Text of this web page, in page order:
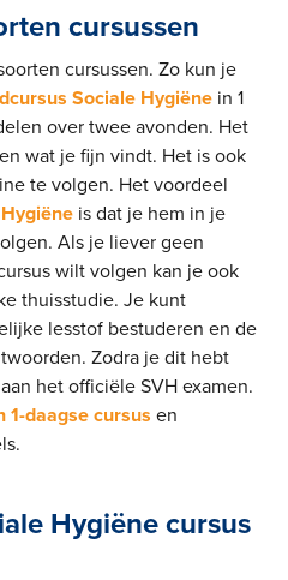
cursussen
cursussen. Zo kun je
Sociale Hygiëne in 1
over twee avonden. Het
wat je fijn vindt. Het is ook
te volgen. Het voordeel
is dat je hem in je
Als je liever geen
wilt volgen kan je ook
thuisstudie. Je kunt
lesstof bestuderen en de
Zodra je dit hebt
het officiële SVH examen.
1-daagse cursus en
Hygiëne cursus